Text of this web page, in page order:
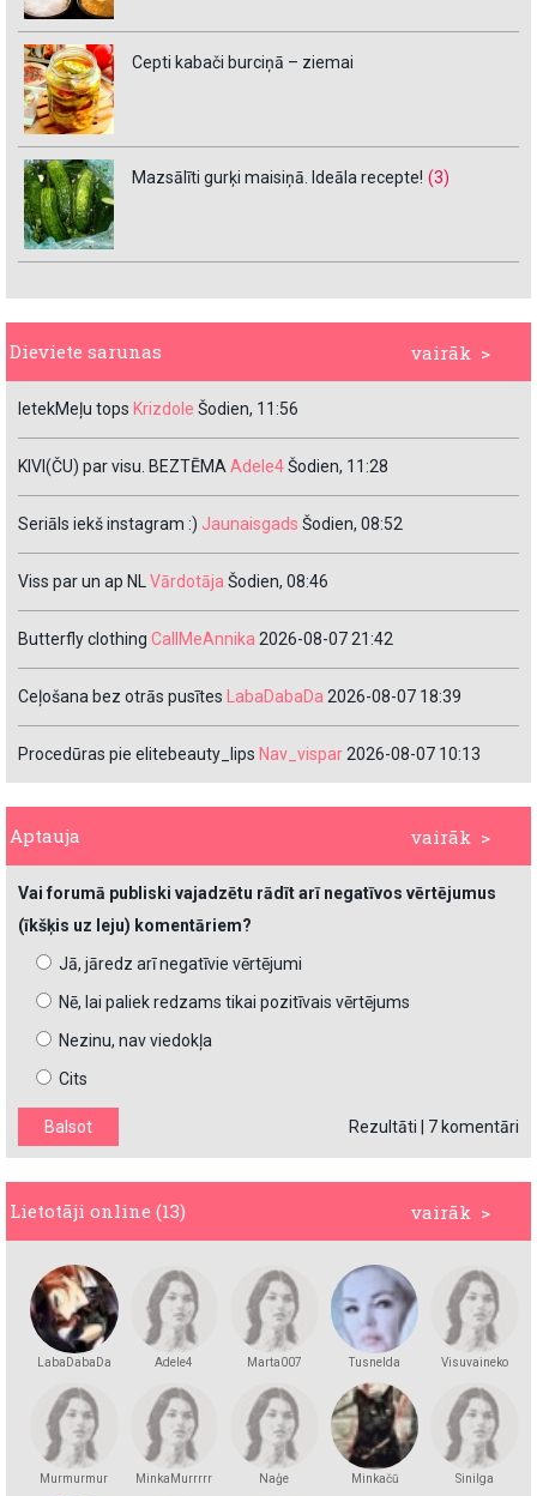
Cepti kabači burciņā – ziemai
Mazsālīti gurķi maisiņā. Ideāla recepte! (3)
vairāk >
Dieviete sarunas
IetekMeļu tops Krizdole Šodien, 11:56
KIVI(ČU) par visu. BEZTĒMAAdele4Šodien, 11:28
Seriāls iekš instagram :) Jaunaisgads Šodien, 08:52
Viss par un ap NLVārdotāja Šodien, 08:46
Butterfly clothing CallMeAnnika 2026-08-07 21:42
Ceļošana bez otrās pusītes LabaDabaDa 2026-08-07 18:39
Procedūras pie elitebeauty_lips Nav_vispar2026-08-07 10:13
vairāk >
Aptauja
Vai forumā publiski vajadzētu rādīt arī negatīvos vērtējumus
(īkšķis uz leju) komentāriem?
Jā, jāredz arī negatīvie vērtējumi
Nē, lai paliek redzams tikai pozitīvais vērtējums
Nezinu, nav viedokļa
Cits
Rezultāti 7 komentāri
vairāk >
Lietotāji online (13)
LabaDabaDa Adele4 Marta007 Tusnelda Visuvaineko
Murmurmur MinkaMurrrrr Naģe Minkačū Sinilga